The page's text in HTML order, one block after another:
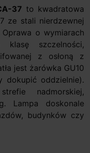
37 to kwadratowa
ze stali nierdzewnej
o wymiarach
klasę szczelności,
z osłoną z
jest żarówka GU10
dokupić oddzielnie).
nadmorskiej,
Lampa doskonale
budynków czy